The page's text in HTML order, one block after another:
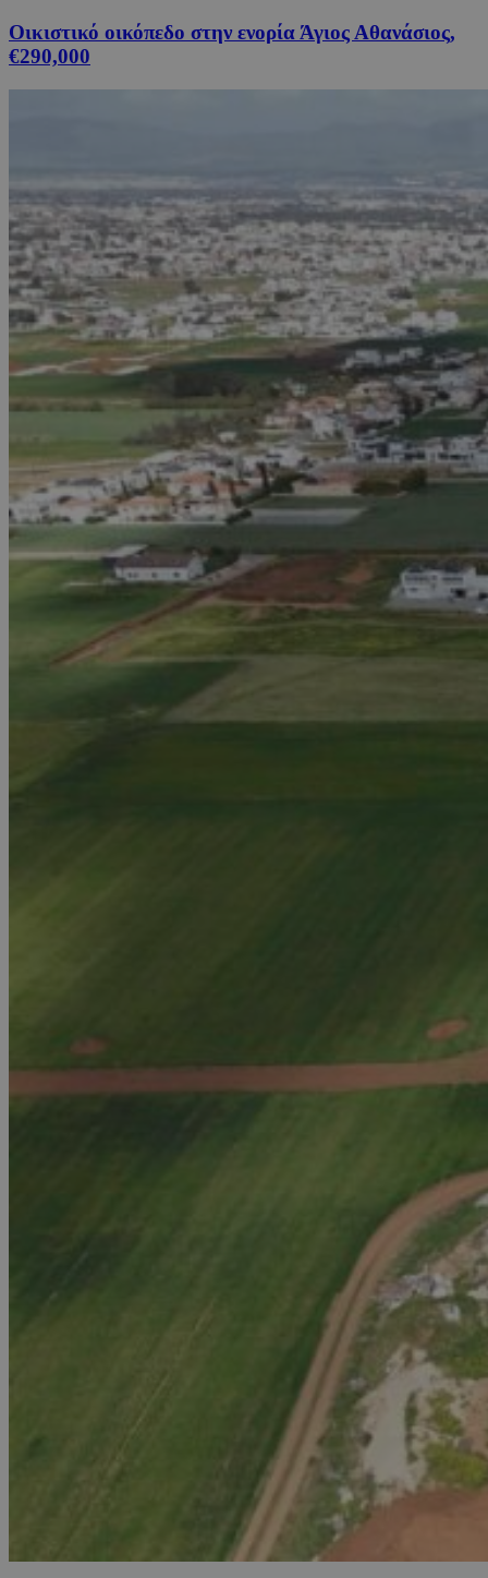
Οικιστικό οικόπεδο στην ενορία Άγιος Αθανάσιος,
€290,000